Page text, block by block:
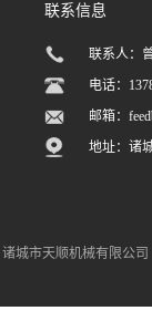
联系信息
联系人：
电话：
邮箱：
地址：诸
诸城市天顺机械有限公司